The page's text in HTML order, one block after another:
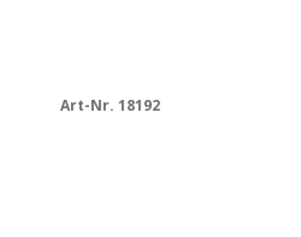
Art-Nr. 18192